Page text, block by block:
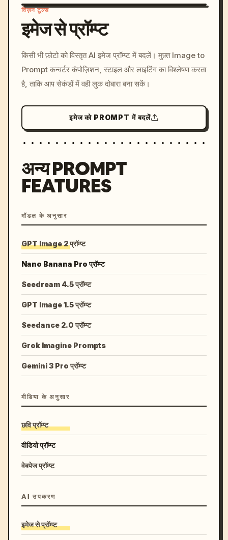
c, cyberpunk sunset, neon
colors, 8k --v 6.0
विज़न टूल्स
इमेज से प्रॉम्प्ट
किसी भी फ़ोटो को विस्तृत AI इमेज प्रॉम्प्ट में बदलें। मुफ़्त Image to
Prompt कन्वर्टर कंपोज़िशन, स्टाइल और लाइटिंग का विश्लेषण करता
है, ताकि आप सेकंडों में वही लुक दोबारा बना सकें।
इमेज को PROMPT में बदलें
अन्य PROMPT
FEATURES
मॉडल के अनुसार
GPT Image 2 प्रॉम्प्ट
Nano Banana Pro प्रॉम्प्ट
Seedream 4.5 प्रॉम्प्ट
GPT Image 1.5 प्रॉम्प्ट
Seedance 2.0 प्रॉम्प्ट
Grok Imagine Prompts
Gemini 3 Pro प्रॉम्प्ट
मीडिया के अनुसार
छवि प्रॉम्प्ट
वीडियो प्रॉम्प्ट
वेबपेज प्रॉम्प्ट
AI उपकरण
इमेज से प्रॉम्प्ट